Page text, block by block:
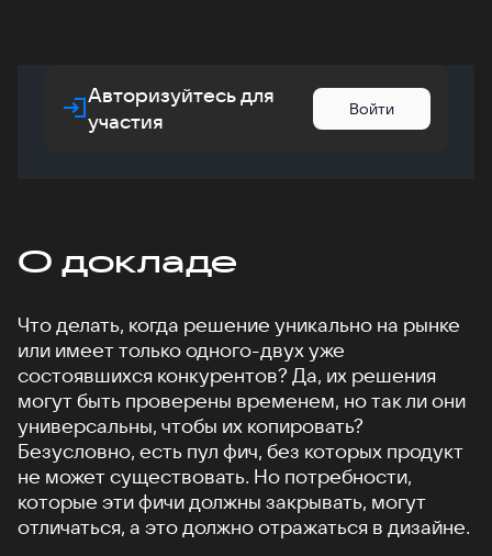
Авторизуйтесь для
участия
Войти
О докладе
Что делать, когда решение уникально на рынке
или имеет только одного-двух уже
состоявшихся конкурентов? Да, их решения
могут быть проверены временем, но так ли они
универсальны, чтобы их копировать?
Безусловно, есть пул фич, без которых продукт
не может существовать. Но потребности,
которые эти фичи должны закрывать, могут
отличаться, а это должно отражаться в дизайне.